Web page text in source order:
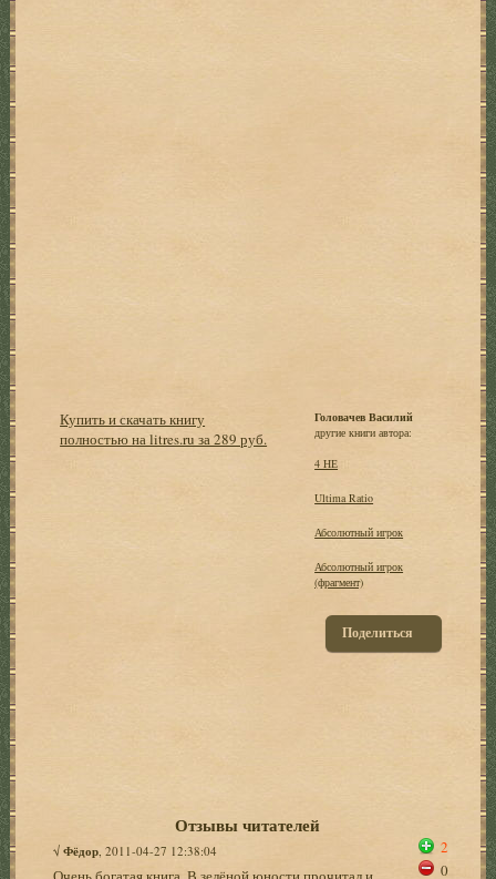
Купить и скачать книгу
полностью на litres.ru за 289 руб.
Головачев Василий
другие книги автора:
4 НЕ
Ultima Ratio
Абсолютный игрок
Абсолютный игрок
(фрагмент)
Поделиться
Отзывы читателей
√Фёдор , 2011-04-27 12:38:04
2
0